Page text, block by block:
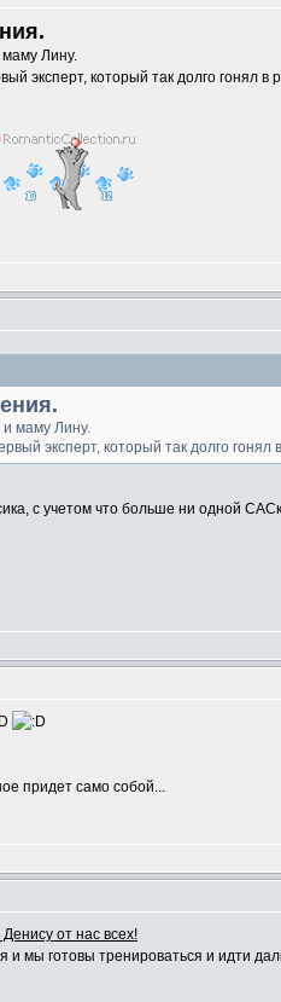
маму Лину.
эксперт, который так долго гонял в
и маму Лину.
эксперт, который так долго гонял
с учетом что больше ни одной
придет само собой...
от нас всех!
и мы готовы тренироваться и идти